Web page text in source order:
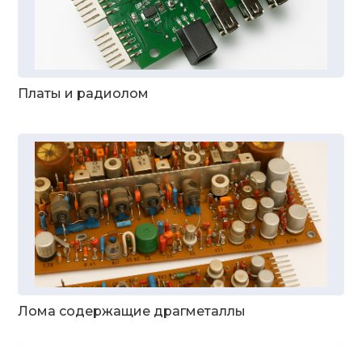
Платы и радиолом
Лома содержащие драгметаллы